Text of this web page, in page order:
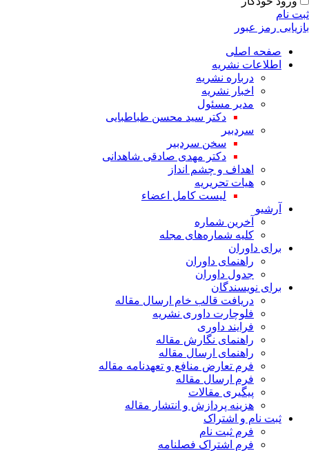
نام
رمز عبور
صفحه اصلی
اطلاعات نشریه
درباره نشریه
اخبار نشریه
مدیر مسئول
دکتر سید محسن طباطبایی
سردبیر
سخن سردبیر
دکتر مهدی صادقی شاهدانی
اهداف و چشم انداز
هیات تحریریه
لیست کامل اعضاء
آرشیو
آخرین شماره
کلیه شماره‌های مجله
برای داوران
راهنمای داوران
جدول داوران
برای نویسندگان
دریافت قالب خام ارسال مقاله
فلوچارت داوری نشریه
فرایند داوری
راهنمای نگارش مقاله
راهنمای ارسال مقاله
فرم تعارض منافع و تعهدنامه مقاله
فرم ارسال مقاله
پیگیری مقالات
هزینه پردازش و انتشار مقاله
ثبت نام و اشتراک
فرم ثبت نام
فرم اشتراک فصلنامه